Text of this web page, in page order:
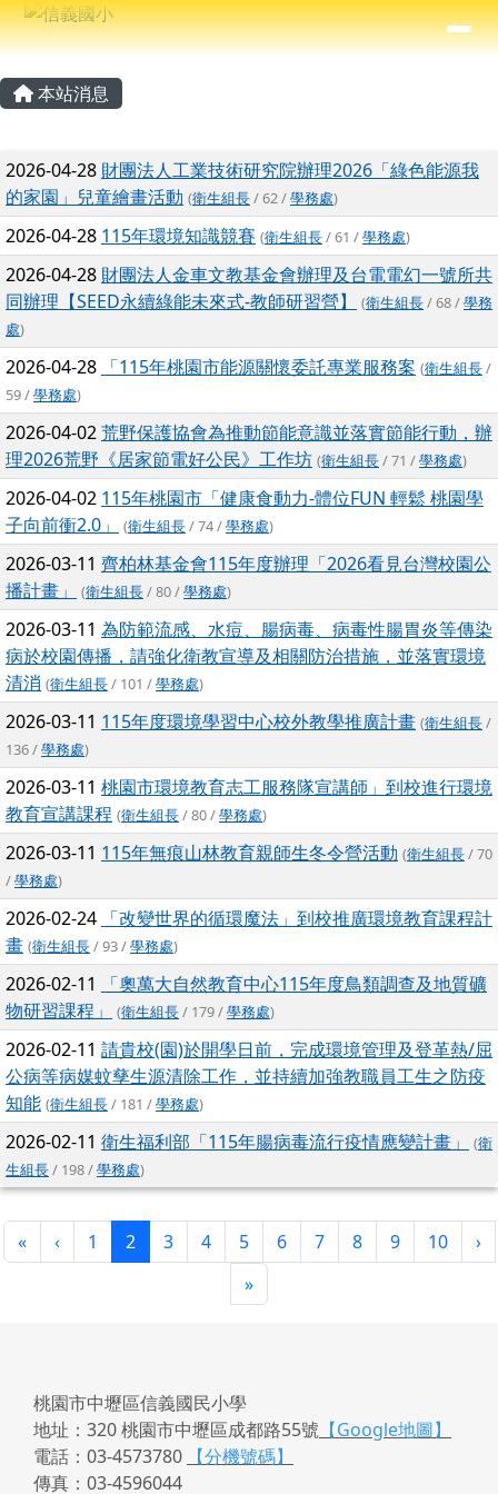
跳至主內容區
信義國小
⏸
導覽列
主內容區域
本站消息
文章列表
2026-04-28 財團法人工業技術研究院辦理2026「綠色能源我
的家園」兒童繪畫活動 (衛生組長/ 62 /學務處)
2026-04-28 115年環境知識競賽 (衛生組長/ 61 /學務處)
2026-04-28 財團法人金車文教基金會辦理及台電電幻一號所共
同辦理【SEED永續綠能未來式-教師研習營】
(衛生組長/ 68 /學務
處)
2026-04-28 「115年桃園市能源關懷委託專業服務案 (衛生組長/
59 /學務處)
2026-04-02荒野保護協會為推動節能意識並落實節能行動，辦
理2026荒野《居家節電好公民》工作坊 (衛生組長/ 71 /學務處)
2026-04-02 115年桃園市「健康食動力-體位FUN 輕鬆 桃園學
子向前衝2.0」
(衛生組長/ 74 /學務處)
2026-03-11 齊柏林基金會115年度辦理「2026看見台灣校園公
播計畫」
(衛生組長/ 80 /學務處)
2026-03-11 為防範流感、水痘、腸病毒、病毒性腸胃炎等傳染
病於校園傳播，請強化衛教宣導及相關防治措施，並落實環境
清消 (衛生組長/ 101 /學務處)
2026-03-11 115年度環境學習中心校外教學推廣計畫 (衛生組長/
136 /學務處)
2026-03-11 桃園市環境教育志工服務隊宣講師」到校進行環境
教育宣講課程 (衛生組長/ 80 /學務處)
2026-03-11 115年無痕山林教育親師生冬令營活動 (衛生組長/ 70
/學務處)
2026-02-24 「改變世界的循環魔法」到校推廣環境教育課程計
畫 (衛生組長/ 93 /學務處)
2026-02-11
「奧萬大自然教育中心115年度鳥類調查及地質礦
物研習課程」
(衛生組長/ 179 /學務處)
2026-02-11 請貴校(園)於開學日前，完成環境管理及登革熱/屈
公病等病媒蚊孳生源清除工作，並持續加強教職員工生之防疫
知能 (衛生組長/ 181 /學務處)
2026-02-11 衛生福利部「115年腸病毒流行疫情應變計畫」 (衛
生組長/ 198 /學務處)
«第一頁
‹上一頁
1 2(目前頁次)
3 4 5 6 7 8 9 10 ›
»最後頁
頁尾區域
桃園市中壢區信義國民小學
地址：320 桃園市中壢區成都路55號 【Google地圖】
電話：03-4573780
【分機號碼】
傳真：03-4596044